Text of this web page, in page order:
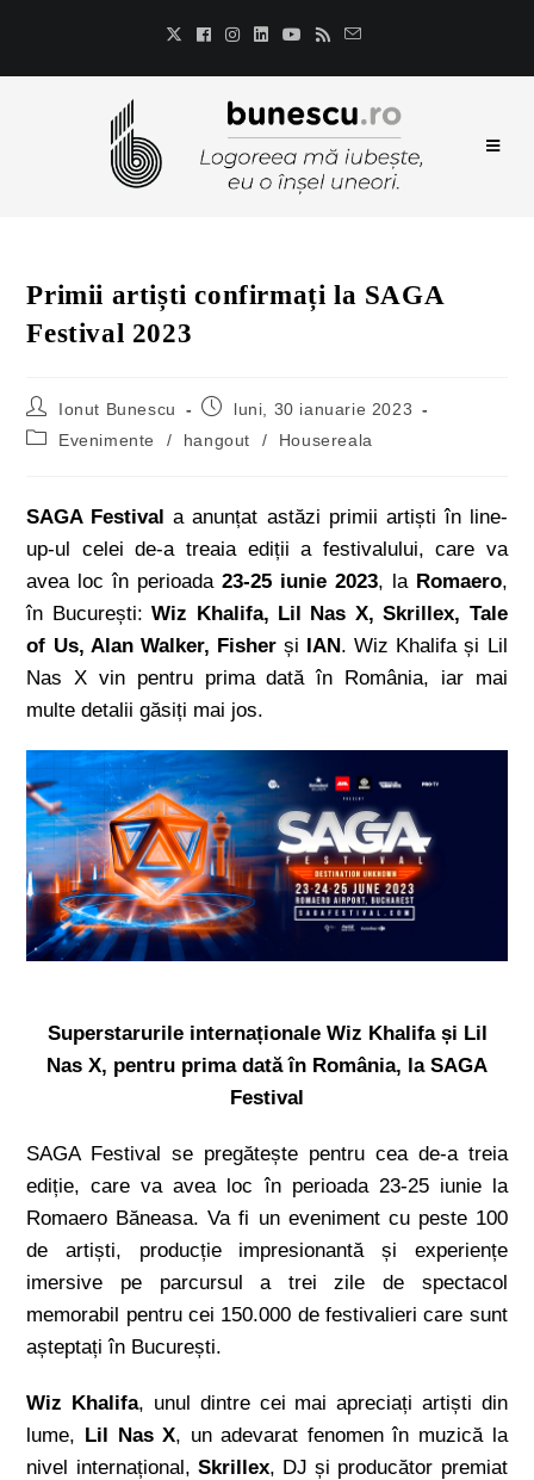
Primii artiști confirmați la SAGA
Festival 2023
Ionut Bunescu
luni, 30 ianuarie 2023
Evenimente
/ hangout / Housereala
SAGA Festival a anunțat astăzi primii artiști în line-
up-ul celei de-a treaia ediții a festivalului, care va
avea loc în perioada 23-25 iunie 2023, la Romaero,
în București:Wiz Khalifa, Lil Nas X, Skrillex, Tale
of Us, Alan Walker, Fisher și IAN. Wiz Khalifa și Lil
Nas X vin pentru prima dată în România, iar mai
multe detalii găsiți mai jos.
Superstarurile internaționale Wiz Khalifa și Lil
Nas X, pentru prima dată în România, la SAGA
Festival
SAGA Festival se pregătește pentru cea de-a treia
ediție, care va avea loc în perioada 23-25 iunie la
Romaero Băneasa. Va fi un eveniment cu peste 100
de artiști, producție impresionantă și experiențe
imersive pe parcursul a trei zile de spectacol
memorabil pentru cei 150.000 de festivalieri care sunt
așteptați în București.
Wiz Khalifa, unul dintre cei mai apreciați artiști din
lume, Lil Nas X, un adevarat fenomen în muzică la
nivel internațional, Skrillex, DJ și producător premiat